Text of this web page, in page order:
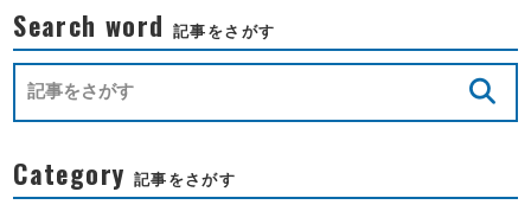
Search word 記事をさがす
Category 記事をさがす